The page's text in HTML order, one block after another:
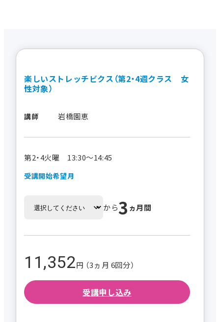
楽しいストレッチビクス（第2・4週クラス 女
性対象）
講師 岩橋園恵
第2・4火曜 13:30～14:45
受講開始希望月
から3 ヵ月間
11,352円 （3ヵ月 6回分）
受講申し込み